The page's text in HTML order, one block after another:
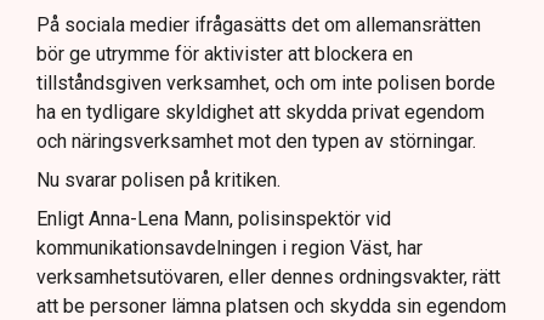
På sociala medier ifrågasätts det om allemansrätten
bör ge utrymme för aktivister att blockera en
tillståndsgiven verksamhet, och om inte polisen borde
ha en tydligare skyldighet att skydda privat egendom
och näringsverksamhet mot den typen av störningar.
Nu svarar polisen på kritiken.
Enligt Anna-Lena Mann, polisinspektör vid
kommunikationsavdelningen i region Väst, har
verksamhetsutövaren, eller dennes ordningsvakter, rätt
att be personer lämna platsen och skydda sin egendom